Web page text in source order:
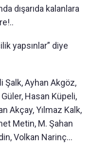
dışarıda kalanlara
yapsınlar” diye
Şalk, Ayhan Akgöz,
Hasan Küpeli,
Akçay, Yılmaz Kalk,
Metin, M. Şahan
Volkan Narinç...